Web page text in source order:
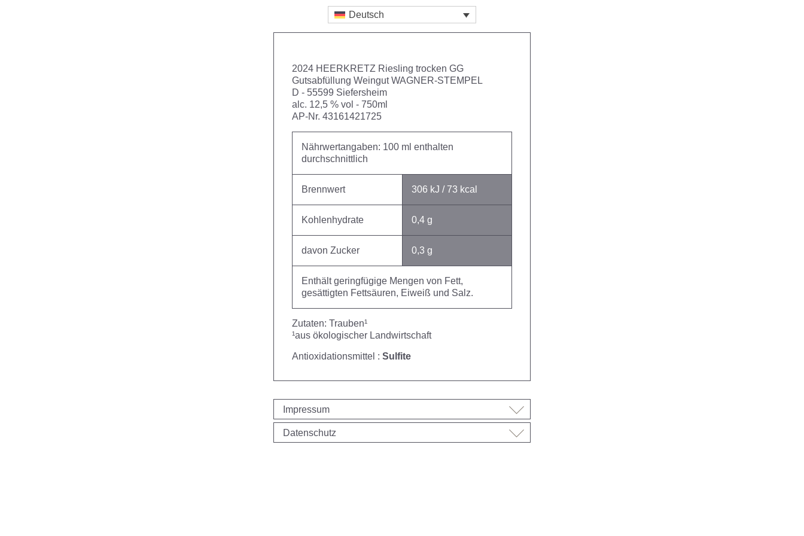
Deutsch
2024 HEERKRETZ Riesling trocken GG
Gutsabfüllung Weingut WAGNER-STEMPEL
D - 55599 Siefersheim
alc. 12,5 % vol - 750ml
AP-Nr. 43161421725
Nährwertangaben: 100 ml enthalten
durchschnittlich
Brennwert 306 kJ / 73 kcal
Kohlenhydrate 0,4 g
davon Zucker 0,3 g
Enthält geringfügige Mengen von Fett,
gesättigten Fettsäuren, Eiweiß und Salz.
Zutaten: Trauben¹
¹aus ökologischer Landwirtschaft
Antioxidationsmittel : Sulfite
Impressum
Datenschutz